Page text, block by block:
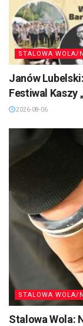
STALOWA WOLA/
Janów
Festiwal Kaszy
2026-08-06
STALOWA WOLA/
Stalowa Wola: